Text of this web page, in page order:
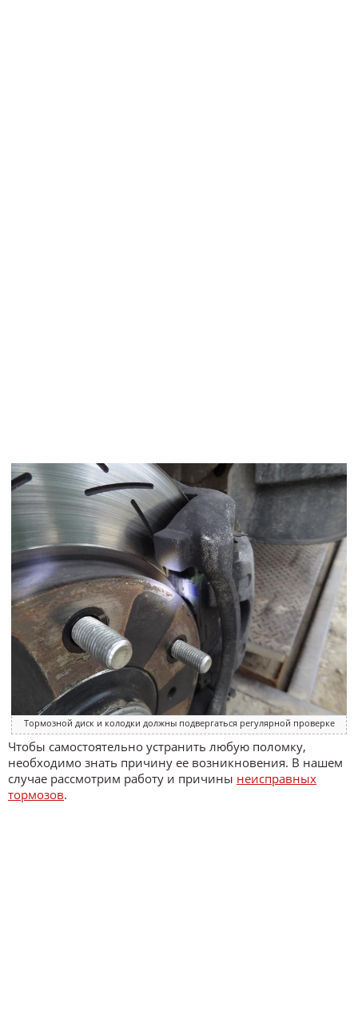
Тормозной диск и колодки должны подвергаться регулярной проверке
Чтобы самостоятельно устранить любую поломку,
необходимо знать причину ее возникновения. В нашем
случае рассмотрим работу и причины неисправных
тормозов.